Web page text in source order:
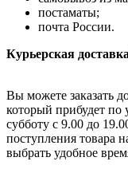
постаматы;
почта России.
Курьерская
Вы можете заказать
который прибудет по
субботу с 9.00 до
поступления товара
выбрать удобное